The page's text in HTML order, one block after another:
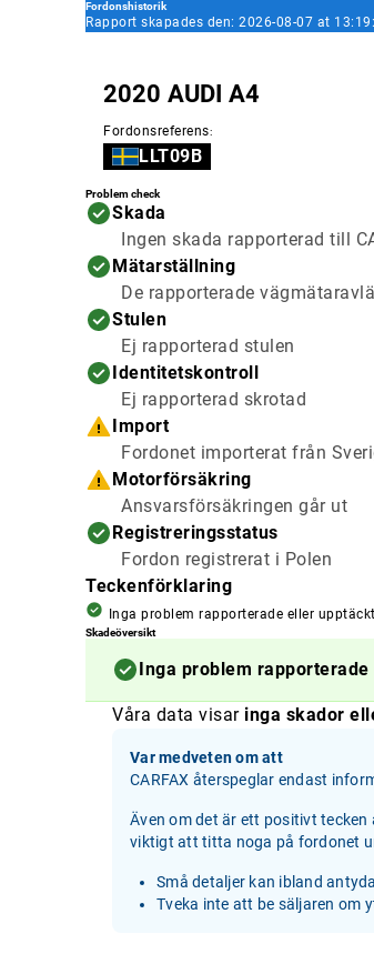
Fordonshistorik
Rapport skapades den: 2026-08-07 at
2020 AUDI A4
Fordonsreferens:
LLT09B
Problem check
Skada
Ingen skada rapporterad till
Mätarställning
De rapporterade
Stulen
Ej rapporterad stulen
Identitetskontroll
Ej rapporterad skrotad
Import
Fordonet importerat från
Motorförsäkring
Ansvarsförsäkringen går ut
Registreringsstatus
Fordon registrerat i Polen
Teckenförklaring
Inga problem rapporterade eller
Skadeöversikt
Inga problem rapporterade
Våra data visar inga skador
Var medveten om att
CARFAX återspeglar endast
Även om det är ett positivt
viktigt att titta noga på fordonet
Små detaljer kan ibland
Tveka inte att be säljaren om